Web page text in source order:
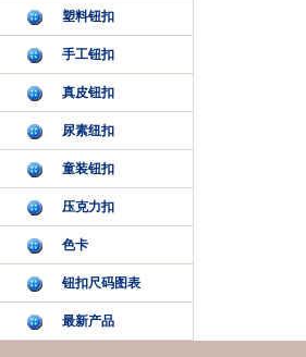
塑料钮扣
手工钮扣
真皮钮扣
尿素纽扣
童装钮扣
压克力扣
色卡
钮扣尺码图表
最新产品